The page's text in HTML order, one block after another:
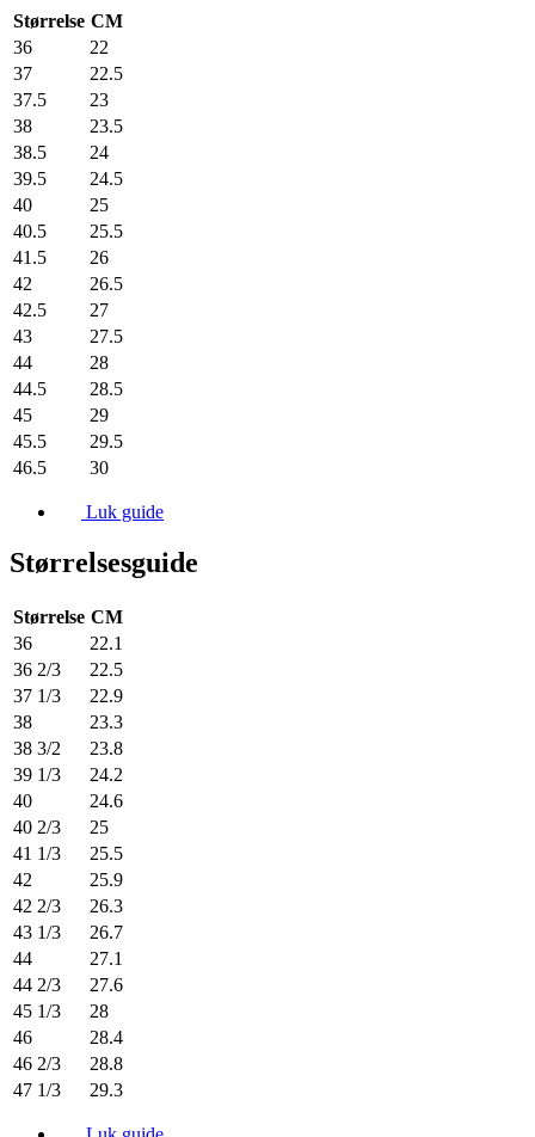
Størrelse CM
36
22
37
22.5
37.5
23
38
23.5
38.5
24
39.5
24.5
40
25
40.5
25.5
41.5
26
42
26.5
42.5
27
43
27.5
44
28
44.5
28.5
45
29
45.5
29.5
46.5
30
Luk guide
Størrelsesguide
Størrelse CM
36
22.1
36 2/3
22.5
37 1/3
22.9
38
23.3
38 3/2
23.8
39 1/3
24.2
40
24.6
40 2/3
25
41 1/3
25.5
42
25.9
42 2/3
26.3
43 1/3
26.7
44
27.1
44 2/3
27.6
45 1/3
28
46
28.4
46 2/3
28.8
47 1/3
29.3